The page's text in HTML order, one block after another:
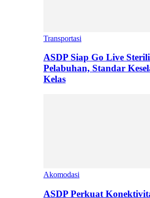
Transportasi
ASDP Siap Go Live
Pelabuhan, Standar
Kelas
Akomodasi
ASDP Perkuat